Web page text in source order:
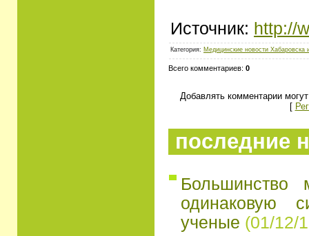
Источник: http://
Категория: Медицинские новости Хабаровска
Всего комментариев: 0
Добавлять комментарии
[
последние
Большинство
одинаковую
ученые (01/12/